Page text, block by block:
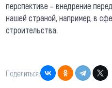
перспективе – внедрение
нашей страной, например, в
строительства.
Поделиться: